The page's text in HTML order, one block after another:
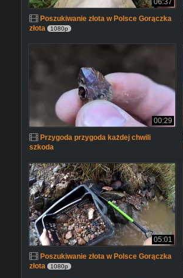
06:37
Poszukiwanie złota w Polsce Gorączka
złota 1080p
00:29
Przygoda przygoda każdej chwili
szkoda
05:01
Poszukiwanie złota w Polsce Gorączka
złota 1080p